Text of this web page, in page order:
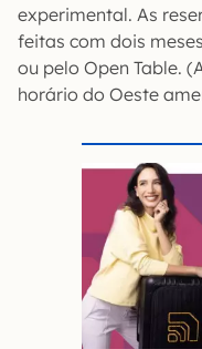
experimental. As
feitas com dois
ou pelo Open Table.
horário do Oeste